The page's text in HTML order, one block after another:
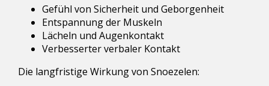
Gefühl von Sicherheit und Geborgenheit
Entspannung der Muskeln
Lächeln und Augenkontakt
Verbesserter verbaler Kontakt
Die langfristige Wirkung von Snoezelen: